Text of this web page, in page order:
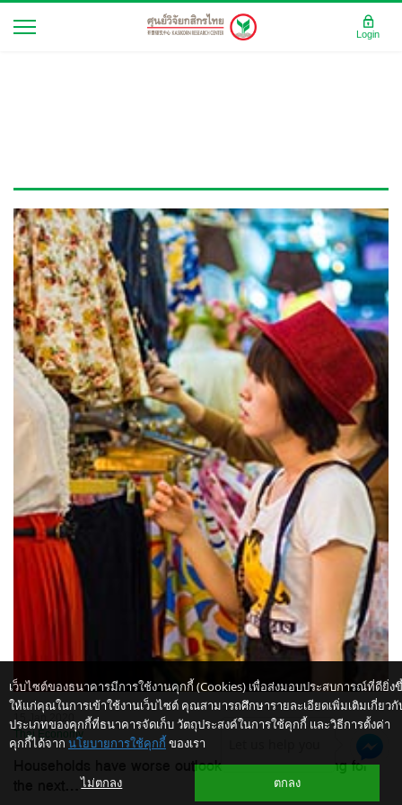
15 Jan 2020
Thai Economy
Households have worse outlook on their well-being for
เว็บไซต์ของธนาคารมีการใช้งานคุกกี้ (Cookies) เพื่อส่งมอบประสบการณ์ที่ดียิ่ง
ให้แก่คุณในการเข้าใช้งานเว็บไซต์ คุณสามารถศึกษารายละเอียดเพิ่มเติมเกี่ยวกั
ประเภทของคุกกี้ที่ธนาคารจัดเก็บ วัตถุประสงค์ในการใช้คุกกี้ และวิธีการตั้งค่า
คุกกี้ได้จาก นโยบายการใช้คุกกี้ ของเรา
ไม่ตกลง ตกลง
Login